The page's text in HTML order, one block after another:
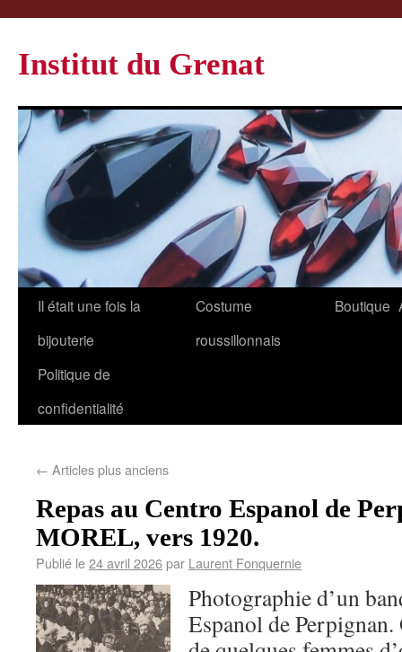
Institut du Grenat
Il était une fois la
bijouterie
Costume
roussillonnais
Boutique
Politique de
confidentialité
← Articles plus anciens
Repas au Centro Espanol de
MOREL, vers 1920.
Publié le24 avril 2026par Laurent Fonquernie
Photographie d’un
Espanol de